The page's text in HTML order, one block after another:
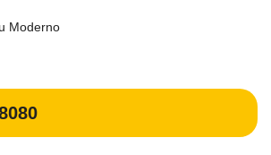
Moderno